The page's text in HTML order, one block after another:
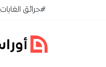
تخطي إلى المحتوى#حرائق الغابات